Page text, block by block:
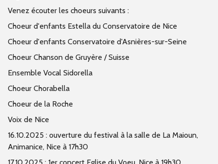
Venez écouter les choeurs suivants :
Choeur d'enfants Estella du Conservatoire de Nice
Choeur d'enfants Conservatoire d'Asnières-sur-Seine
Choeur Chanson de Gruyère / Suisse
Ensemble Vocal Sidorella
Choeur Chorabella
Choeur de la Roche
Voix de Nice
16.10.2025 : ouverture du festival à la salle de La Maioun,
Animanice, Nice à 17h30